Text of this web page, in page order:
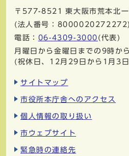
〒577-8521
東大阪市荒本北
(法人番号：8000020272272)
電話： 06-4309-3000 (代表)
月曜日から金曜日までの9時か
(祝休日、12月29日から1月3
サイトマップ
市役所本庁舎へのアクセス
個人情報の取り扱い
市ウェブサイト
緊急時の連絡先